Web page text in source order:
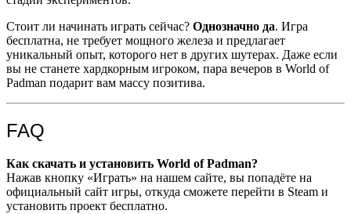
Стоит ли начинать играть сейчас? Однозначно да. Игра
бесплатна, не требует мощного железа и предлагает
уникальный опыт, которого нет в других шутерах. Даже если
вы не станете хардкорным игроком, пара вечеров в World of
Padman подарит вам массу позитива.
FAQ
Как скачать и установить World of Padman?
Нажав кнопку «Играть» на нашем сайте, вы попадёте на
официальный сайт игры, откуда сможете перейти в Steam и
установить проект бесплатно.